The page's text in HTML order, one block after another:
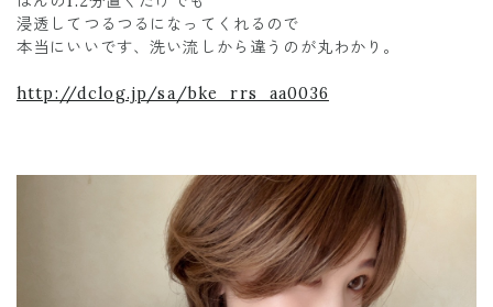
浸透してつるつるになってくれるので
本当にいいです、洗い流しから違うのが丸わかり。
http://dclog.jp/sa/bke_rrs_aa0036